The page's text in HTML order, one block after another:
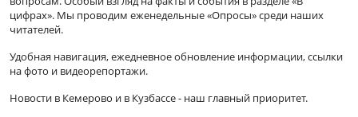
цифрах». Мы проводим еженедельные «Опросы» среди наших
читателей.
Удобная навигация, ежедневное обновление информации, ссылки
на фото и видеорепортажи.
Новости в Кемерово и в Кузбассе - наш главный приоритет.